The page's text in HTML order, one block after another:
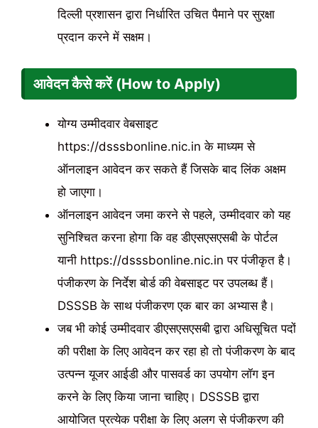
दिल्ली प्रशासन द्वारा निर्धारित उचित पैमाने पर सुरक्षा
प्रदान करने में सक्षम।
आवेदन कैसे करें (How to Apply)
योग्य उम्मीदवार वेबसाइट
https://dsssbonline.nic.in के माध्यम से
ऑनलाइन आवेदन कर सकते हैं जिसके बाद लिंक अक्षम
हो जाएगा।
ऑनलाइन आवेदन जमा करने से पहले, उम्मीदवार को यह
सुनिश्चित करना होगा कि वह डीएसएसएसबी के पोर्टल
यानी https://dsssbonline.nic.in पर पंजीकृत है।
पंजीकरण के निर्देश बोर्ड की वेबसाइट पर उपलब्ध हैं।
DSSSB के साथ पंजीकरण एक बार का अभ्यास है।
जब भी कोई उम्मीदवार डीएसएसएसबी द्वारा अधिसूचित पदों
की परीक्षा के लिए आवेदन कर रहा हो तो पंजीकरण के बाद
उत्पन्न यूजर आईडी और पासवर्ड का उपयोग लॉग इन
करने के लिए किया जाना चाहिए। DSSSB द्वारा
आयोजित प्रत्येक परीक्षा के लिए अलग से पंजीकरण की